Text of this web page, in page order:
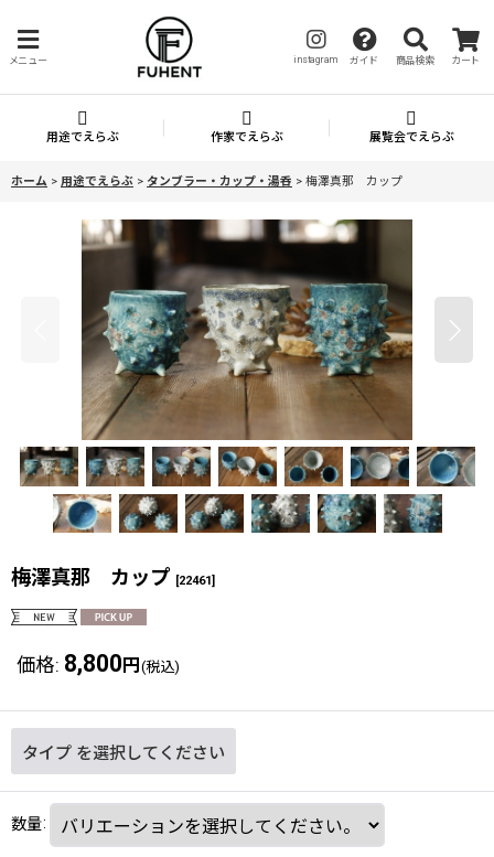
メニュー instagram ガイド 商品検索 カート
用途でえらぶ 作家でえらぶ 展覧会でえらぶ
ホーム > 用途でえらぶ > タンブラー・カップ・湯呑 > 梅澤真那 カップ
梅澤真那 カップ [22461]
価格: 8,800 円 (税込)
タイプ を選択してください
数量: